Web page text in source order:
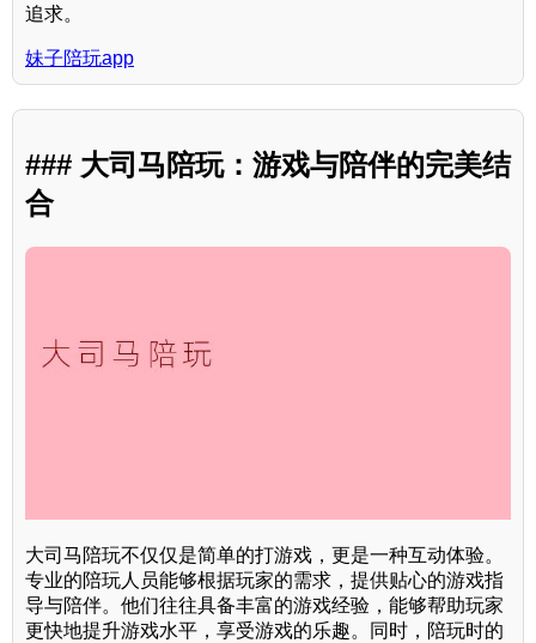
追求。
妹子陪玩app
### 大司马陪玩：游戏与陪伴的完美结
合
大司马陪玩不仅仅是简单的打游戏，更是一种互动体验。
专业的陪玩人员能够根据玩家的需求，提供贴心的游戏指
导与陪伴。他们往往具备丰富的游戏经验，能够帮助玩家
更快地提升游戏水平，享受游戏的乐趣。同时，陪玩时的